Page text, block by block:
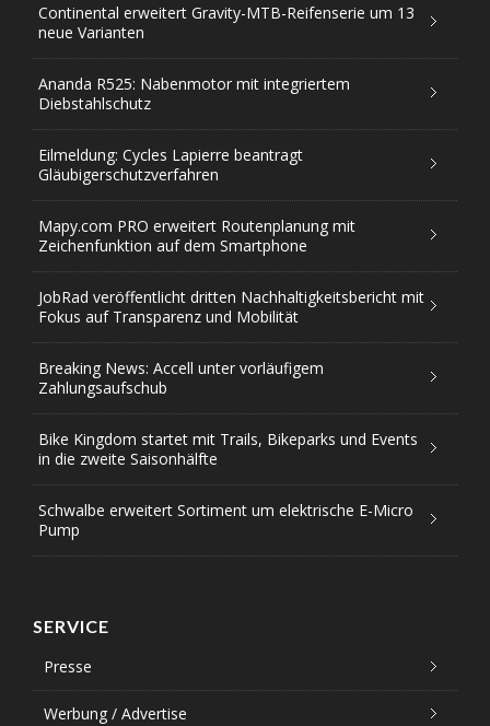
Continental erweitert Gravity-MTB-Reifenserie um 13
neue Varianten
Ananda R525: Nabenmotor mit integriertem
Diebstahlschutz
Eilmeldung: Cycles Lapierre beantragt
Gläubigerschutzverfahren
Mapy.com PRO erweitert Routenplanung mit
Zeichenfunktion auf dem Smartphone
JobRad veröffentlicht dritten Nachhaltigkeitsbericht mit
Fokus auf Transparenz und Mobilität
Breaking News: Accell unter vorläufigem
Zahlungsaufschub
Bike Kingdom startet mit Trails, Bikeparks und Events
in die zweite Saisonhälfte
Schwalbe erweitert Sortiment um elektrische E-Micro
Pump
SERVICE
Presse
Werbung / Advertise